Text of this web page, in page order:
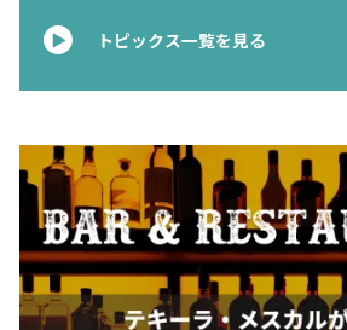
トピックス一覧を見る